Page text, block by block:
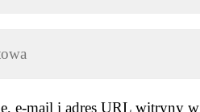
e-mail i adres URL witryny